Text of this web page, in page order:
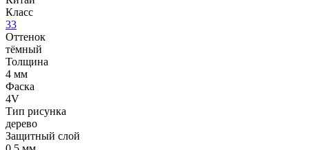
Класс
33
Оттенок
тёмный
Толщина
4 мм
Фаска
4V
Тип рисунка
дерево
Защитный слой